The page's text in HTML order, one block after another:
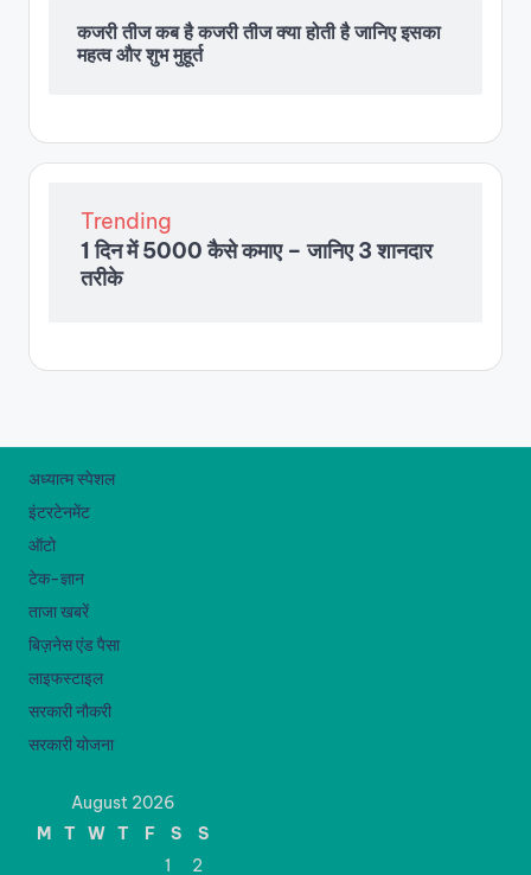
कजरी तीज कब है कजरी तीज क्या होती है जानिए इसका
महत्व और शुभ मुहूर्त
Trending
1 दिन में 5000 कैसे कमाए – जानिए 3 शानदार
तरीके
अध्यात्म स्पेशल
इंटरटेनमेंट
ऑटो
टेक-ज्ञान
ताजा खबरें
बिज़नेस एंड पैसा
लाइफस्टाइल
सरकारी नौकरी
सरकारी योजना
August 2026
M
T W T F S
S
1
2